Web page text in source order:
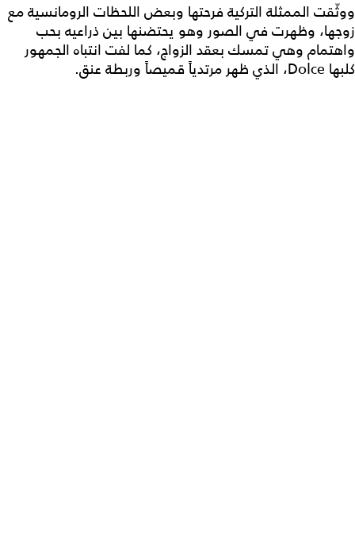
ووثّقت الممثلة التركية فرحتها وبعض اللحظات الرومانسية مع
زوجها، وظهرت في الصور وهو يحتضنها بين ذراعيه بحب
واهتمام وهي تمسك بعقد الزواج، كما لفت انتباه الجمهور
كلبها Dolce، الذي ظهر مرتدياً قميصاً وربطة عنق.